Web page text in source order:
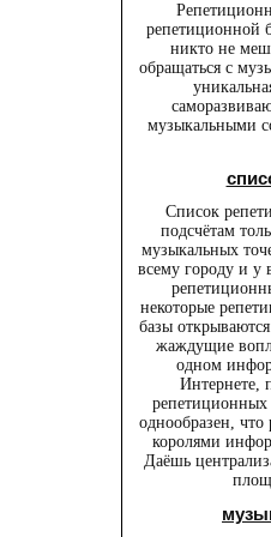
репетиционной
никто не
обращаться с
музыкальными
Список
подсчётам
музыкальных
всему городу и у
некоторые
базы
жаждущие
одном
Интернете,
репетиционных
однообразен, что
королями
Даёшь